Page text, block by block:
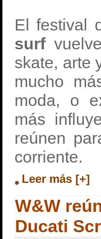
El festival
surf
skate, arte
mucho
moda, o
más
reúnen
corriente.
Leer más [+]
W&W
Ducati